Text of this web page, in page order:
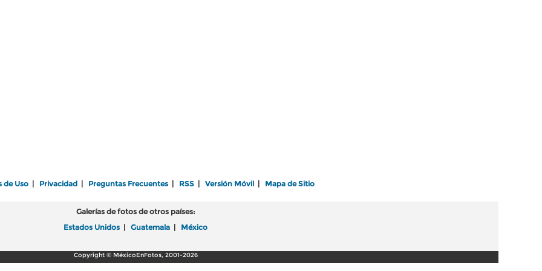
de Uso Privacidad Preguntas Frecuentes RSS Versión Móvil Mapa de Sitio
Galerías de fotos de otros países:
Estados Unidos
Guatemala México
Copyright © MéxicoEnFotos, 2001-2026